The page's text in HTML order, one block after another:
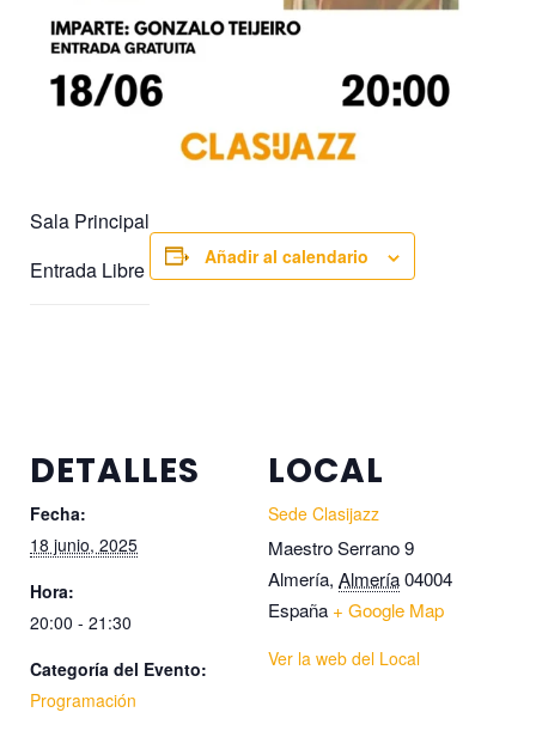
Sala Principal
Entrada Libre
Añadir al calendario
DETALLES
Fecha:
18 junio, 2025
Hora:
20:00 - 21:30
Categoría del Evento:
Programación
LOCAL
Sede Clasijazz
Maestro Serrano 9
Almería, Almería04004
España + Google Map
Ver la web del Local